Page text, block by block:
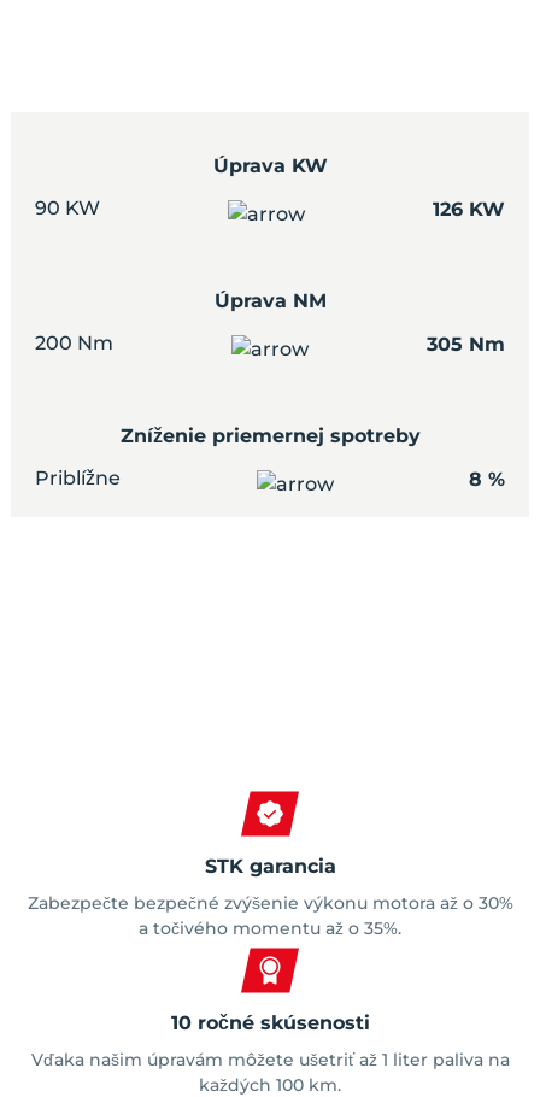
Úprava KW
90 KW
126 KW
Úprava NM
200 Nm
305 Nm
Zníženie priemernej spotreby
Priblížne
8 %
STK garancia
Zabezpečte bezpečné zvýšenie výkonu motora až o 30%
a točivého momentu až o 35%.
10 ročné skúsenosti
Vďaka našim úpravám môžete ušetriť až 1 liter paliva na
každých 100 km.